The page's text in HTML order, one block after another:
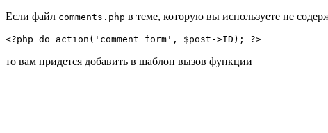
Если файл comments.php в теме, которую вы используете не
<?php do_action('comment_form', $post->ID); ?>
то вам придется добавить в шаблон вызов функции